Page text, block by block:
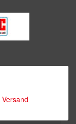
Versand